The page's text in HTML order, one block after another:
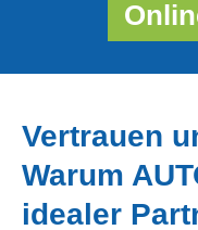
Vertrauen
Warum
idealer